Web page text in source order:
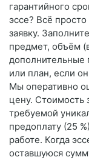
гарантийного
эссе? Всё
заявку.
предмет, объём
дополнительные
или план, если
Мы оперативно
цену. Стоимость
требуемой
предоплату (25
работе. Когда
оставшуюся